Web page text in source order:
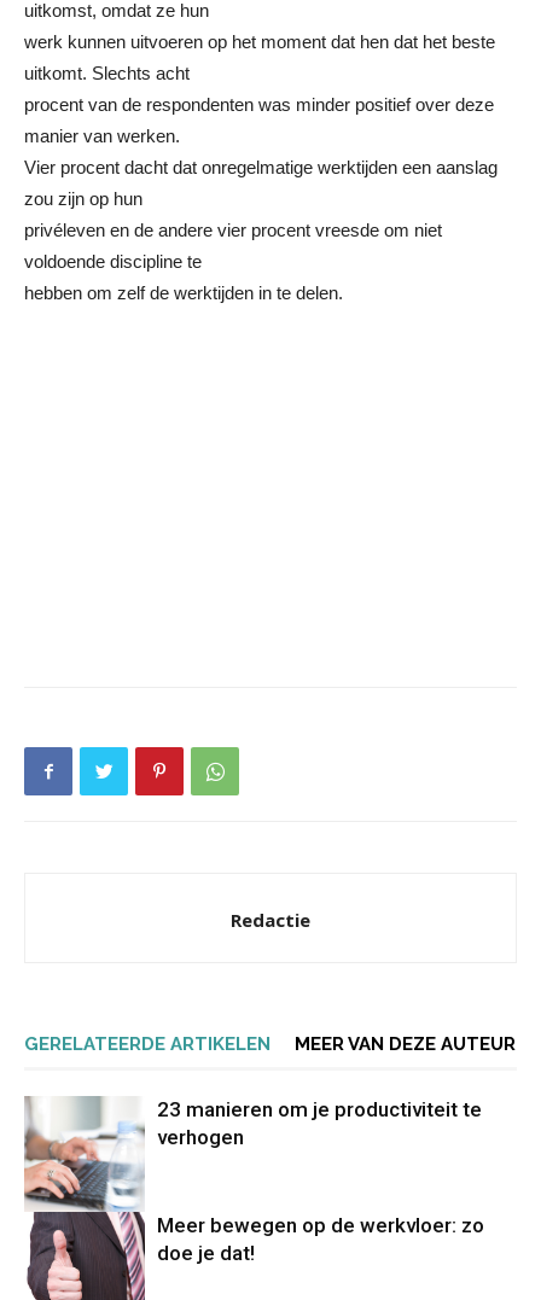
uitkomst, omdat ze hun
werk kunnen uitvoeren op het moment dat hen dat het beste
uitkomt. Slechts acht
procent van de respondenten was minder positief over deze
manier van werken.
Vier procent dacht dat onregelmatige werktijden een aanslag
zou zijn op hun
privéleven en de andere vier procent vreesde om niet
voldoende discipline te
hebben om zelf de werktijden in te delen.
Redactie
GERELATEERDE ARTIKELEN MEER VAN DEZE AUTEUR
23 manieren om je productiviteit te
verhogen
Meer bewegen op de werkvloer: zo
doe je dat!